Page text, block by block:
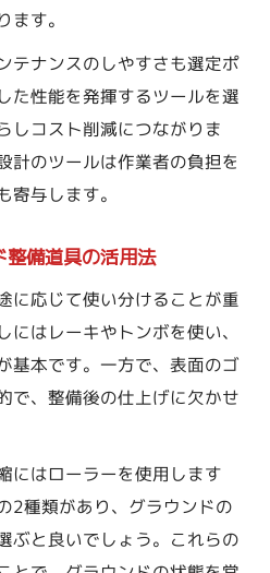
す。
テナンスのしやすさも選定ポ
た性能を発揮するツールを選
しコスト削減につながりま
計のツールは作業者の負担を
与します。
整備道具の活用法
に応じて使い分けることが重
はレーキやトンボを使い、
基本です。一方で、表面のゴ
で、整備後の仕上げに欠かせ
にはローラーを使用します
2種類があり、グラウンドの
ぶと良いでしょう。これらの